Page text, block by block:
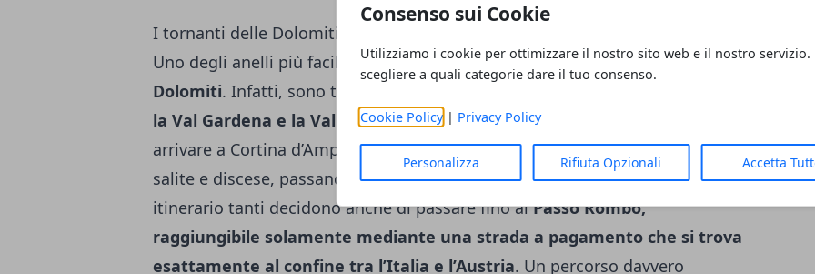
Consenso sui Cookie
Utilizziamo i cookie per ottimizzare il nostro sito web e il nostro servizio.
scegliere a quali categorie dare il tuo consenso.
Cookie Policy| Privacy Policy
Personalizza Rifiuta Opzionali Accetta
I tornanti delle Dolomiti
Uno degli anelli più facili da personalizzare in tutta Italia coinvolge le
Dolomiti. Infatti, sono tanti i rider che ogni anno non si perdono i tour
la Val Gardena e la Val di Fassa, continuando verso la Marmolada, fino ad
arrivare a Cortina d’Ampezzo. Un percorso che rappresenta un mix unico tra
salite e discese, passando tra i varchi più belli e panoramici. In questo
itinerario tanti decidono anche di passare fino alPasso Rombo,
raggiungibile solamente mediante una strada a pagamento che si trova
esattamente al confine tra l’Italia e l’Austria. Un percorso davvero